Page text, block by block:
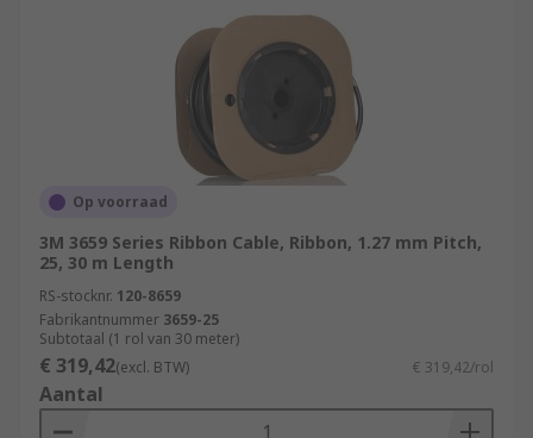
Op voorraad
3M 3659 Series Ribbon Cable, Ribbon, 1.27 mm Pitch,
25, 30 m Length
RS-stocknr. 120-8659
Fabrikantnummer 3659-25
Subtotaal (1 rol van 30 meter)
€ 319,42(excl. BTW) € 319,42/rol
Aantal